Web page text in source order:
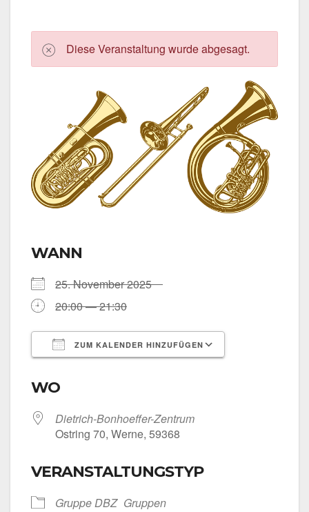
Die­se Ver­an­stal­tung wur­de abge­sagt.
WANN
25. Novem­ber 2025
20:00 — 21:30
ZUM KALENDER HINZUFÜGEN
WO
Dietrich-Bonhoeffer-Zentrum
Ost­ring 70, Wer­ne, 59368
VERANSTALTUNGSTYP
Grup­pe DBZ Grup­pen